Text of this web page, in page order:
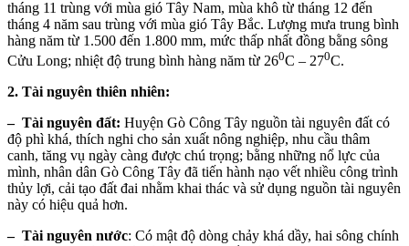
tháng 11 trùng với mùa gió Tây Nam, mùa khô từ tháng 12 đến
tháng 4 năm sau trùng với mùa gió Tây Bắc. Lượng mưa trung bình
hàng năm từ 1.500 đến 1.800 mm, mức thấp nhất đồng bằng sông
Cửu Long; nhiệt độ trung bình hàng năm từ 260C – 270C.
2. Tài nguyên thiên nhiên:
– Tài nguyên đất: Huyện Gò Công Tây nguồn tài nguyên đất có
độ phì khá, thích nghi cho sản xuất nông nghiệp, nhu cầu thâm
canh, tăng vụ ngày càng được chú trọng; bằng những nổ lực của
mình, nhân dân Gò Công Tây đã tiến hành nạo vết nhiều công trình
thủy lợi, cải tạo đất đai nhằm khai thác và sử dụng nguồn tài nguyên
này có hiệu quả hơn.
– Tài nguyên nước: Có mật độ dòng chảy khá dầy, hai sông chính